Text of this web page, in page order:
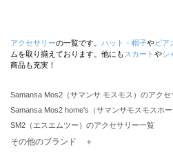
アクセサリーの一覧です。 ハット・帽子やピア
ムを取り揃えております。他にも スカート やシ
商品も充実！
Samansa Mos2（サマンサ モスモス）のアクセ
Samansa Mos2 home's（サマンサモスモスホ
SM2（エスエムツー）のアクセサリー一覧
TSUHARU by Samansa Mos2（ツハルバイサ
その他のブランド ＋